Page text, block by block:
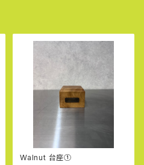
Walnut 台座①